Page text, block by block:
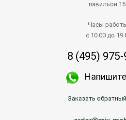
павильон
Часы
с 10.00 до
8 (495)
Заказать